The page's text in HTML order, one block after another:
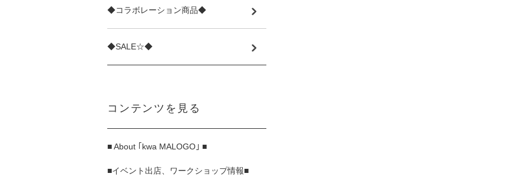
◆コラボレーション商品◆
◆SALE☆◆
コンテンツを見る
■ About ｢kwa MALOGO｣ ■
■イベント出店、ワークショップ情報■